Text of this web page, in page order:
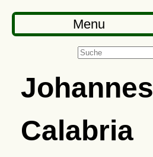
Menu
Johannes
Calabria